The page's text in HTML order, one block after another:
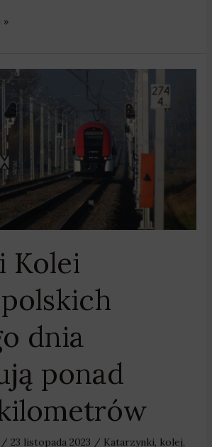
»
Kolei
dnia
ponad
/ 23 listopada 2023 / Katarzynki, kolej,